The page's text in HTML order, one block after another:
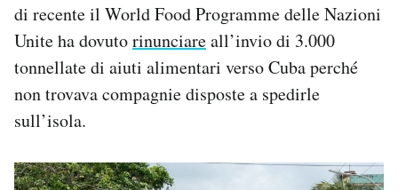
di recente il World Food Programme delle Nazioni
Unite ha dovutorinunciareall’invio di 3.000
tonnellate di aiuti alimentari verso Cuba perché
non trovava compagnie disposte a spedirle
sull’isola.